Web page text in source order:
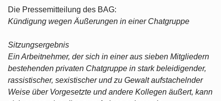
Die Pressemitteilung des BAG:
Kündigung wegen Äußerungen in einer Chatgruppe
Sitzungsergebnis
Ein Arbeitnehmer, der sich in einer aus sieben Mitgliedern
bestehenden privaten Chatgruppe in stark beleidigender,
rassistischer, sexistischer und zu Gewalt aufstachelnder
Weise über Vorgesetzte und andere Kollegen äußert, kann